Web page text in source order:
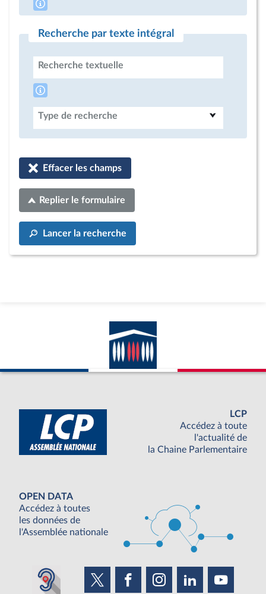
Recherche par texte intégral
Recherche textuelle
Type de recherche
Effacer les champs
Replier le formulaire
Lancer la recherche
LCP
Accédez à toute
l'actualité de
la Chaine Parlementaire
OPEN DATA
Accédez à toutes
les données de
l'Assemblée nationale